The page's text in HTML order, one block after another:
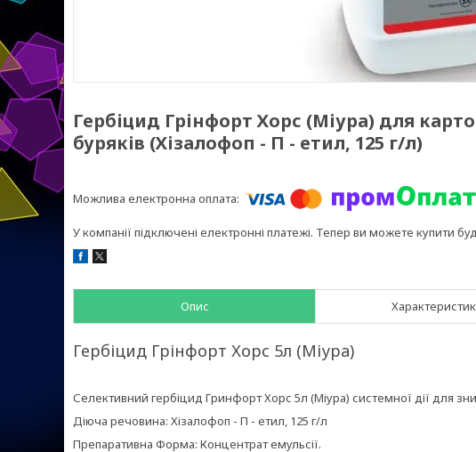
Гербіцид Грінфорт Хорс (Міура) для
буряків (Хізалофоп - П - етил, 125 г/л)
У компанії підключені електронні платежі. Тепер ви можете купити
Опис
Гербіцид Грінфорт Хорс 5л (Міура)
Селективний гербіцид Гринфорт Хорс 5л (Міура) системної дії для
Діюча речовина: Хізалофоп - П - етил, 125 г/л
Препаративна Форма: Концентрат емульсії.